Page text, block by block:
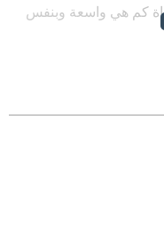
كم هي واسعة وبنفس